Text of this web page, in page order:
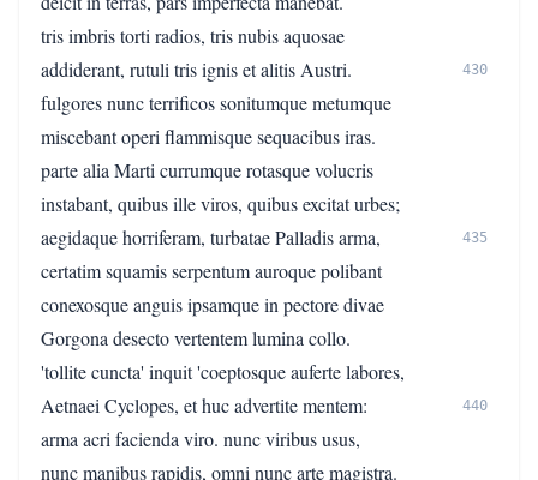
tris imbris torti radios, tris nubis aquosae
addiderant, rutuli tris ignis et alitis Austri.
430
fulgores nunc terrificos sonitumque metumque
miscebant operi flammisque sequacibus iras.
parte alia Marti currumque rotasque volucris
instabant, quibus ille viros, quibus excitat urbes;
aegidaque horriferam, turbatae Palladis arma,
435
certatim squamis serpentum auroque polibant
conexosque anguis ipsamque in pectore divae
Gorgona desecto vertentem lumina collo.
'tollite cuncta' inquit 'coeptosque auferte labores,
Aetnaei Cyclopes, et huc advertite mentem:
440
arma acri facienda viro. nunc viribus usus,
nunc manibus rapidis, omni nunc arte magistra.